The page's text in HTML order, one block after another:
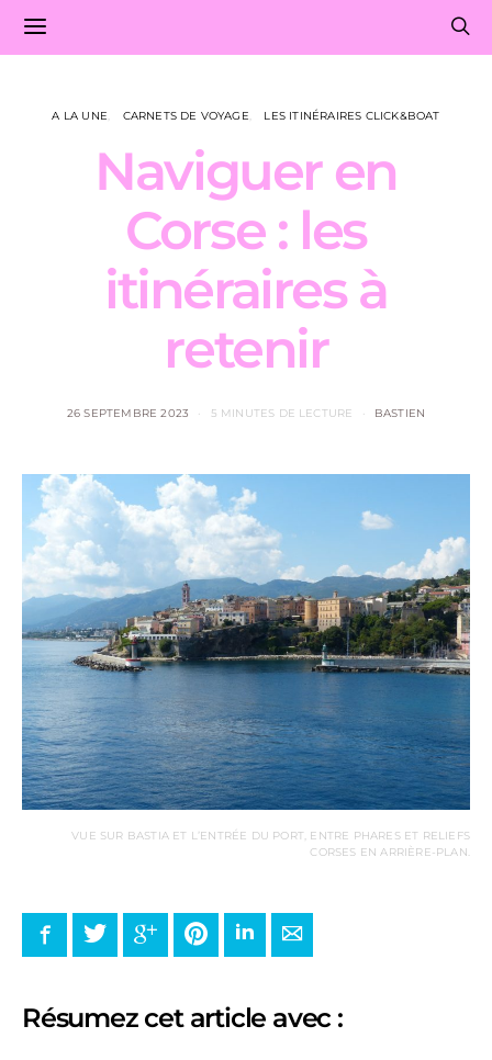
A LA UNE CARNETS DE VOYAGE LES ITINÉRAIRES CLICK&BOAT
Naviguer en
Corse : les
itinéraires à
retenir
26 SEPTEMBRE 2023 5 MINUTES DE LECTURE BASTIEN
VUE SUR BASTIA ET L’ENTRÉE DU PORT, ENTRE PHARES ET RELIEFS
CORSES EN ARRIÈRE-PLAN.
FacebookTwitter Google+ PinterestLinkedInE-mail
Résumez cet article avec :